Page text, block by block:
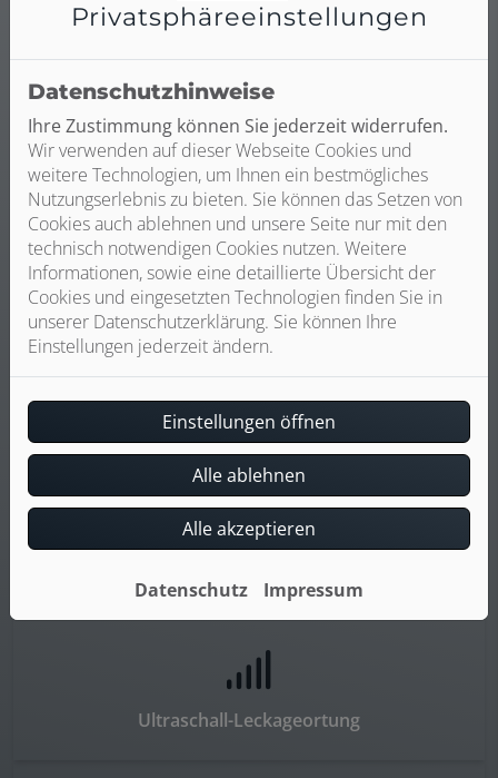
Leckageortung und einer zerstörungsarmen Reparatur:
Leckageortung mit Gas
Thermografische Ortung
Ultraschall-Leckageortung
Privatsphäre­einstellungen
Datenschutzhinweise
Ihre Zustimmung können Sie jederzeit widerrufen.
Wir verwenden auf dieser Webseite Cookies und
weitere Technologien, um Ihnen ein bestmögliches
Nutzungserlebnis zu bieten. Sie können das Setzen von
Cookies auch ablehnen und unsere Seite nur mit den
technisch notwendigen Cookies nutzen. Weitere
Informationen, sowie eine detaillierte Übersicht der
Cookies und eingesetzten Technologien finden Sie in
unserer Datenschutzerklärung. Sie können Ihre
Einstellungen jederzeit ändern.
Einstellungen öffnen
Alle ablehnen
Alle akzeptieren
Datenschutz Impressum